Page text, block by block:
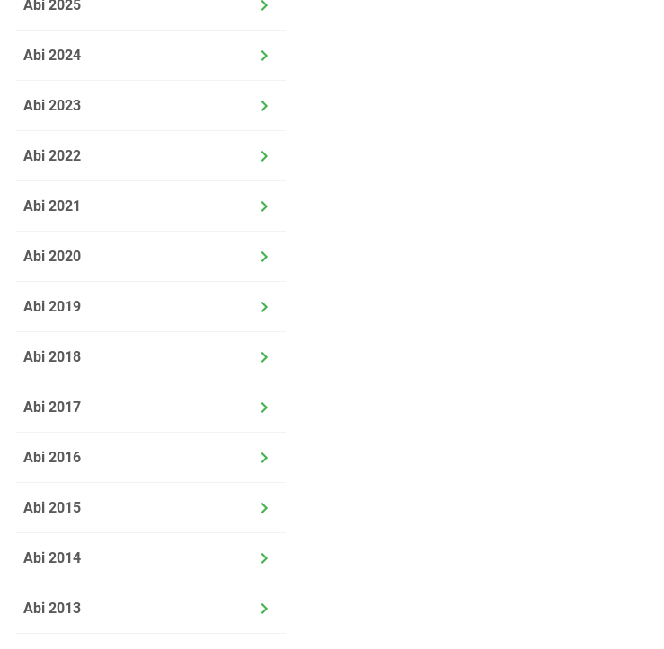
Abi 2025
Abi 2024
Abi 2023
Abi 2022
Abi 2021
Abi 2020
Abi 2019
Abi 2018
Abi 2017
Abi 2016
Abi 2015
Abi 2014
Abi 2013